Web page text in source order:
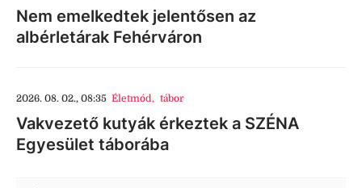
Nem emelkedtek jelentősen az
albérletárak Fehérváron
2026. 08. 02., 08:35 Életmód, tábor
Vakvezető kutyák érkeztek a SZÉNA
Egyesület táborába